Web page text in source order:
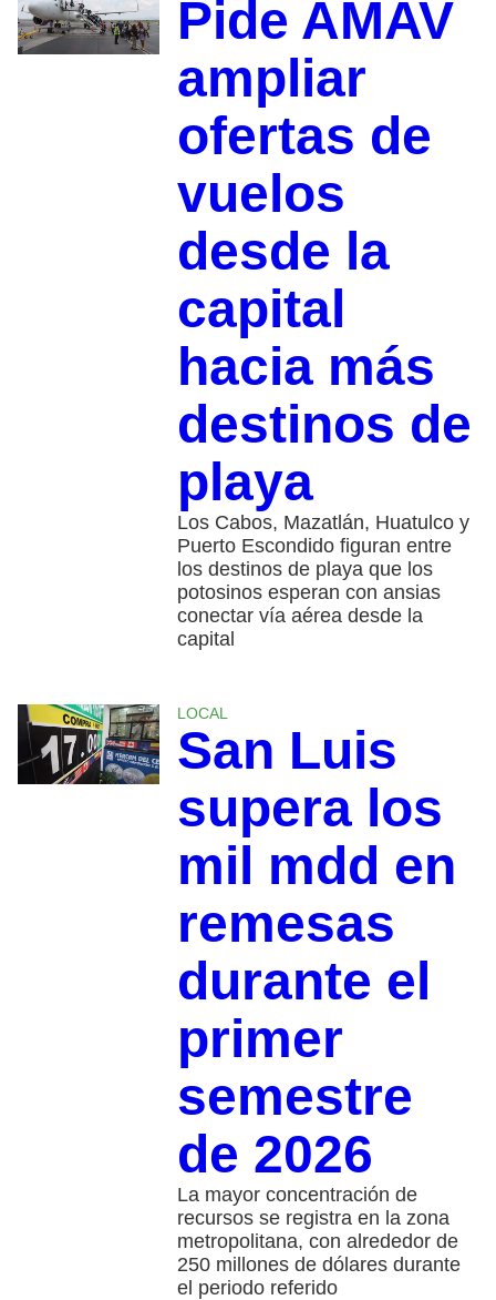
Pide AMAV
ampliar
ofertas de
vuelos
desde la
capital
hacia más
destinos de
playa
Los Cabos, Mazatlán, Huatulco y
Puerto Escondido figuran entre
los destinos de playa que los
potosinos esperan con ansias
conectar vía aérea desde la
capital
LOCAL
San Luis
supera los
mil mdd en
remesas
durante el
primer
semestre
de 2026
La mayor concentración de
recursos se registra en la zona
metropolitana, con alrededor de
250 millones de dólares durante
el periodo referido